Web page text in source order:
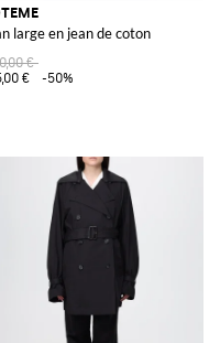
large en jean de coton
€
€
-50%